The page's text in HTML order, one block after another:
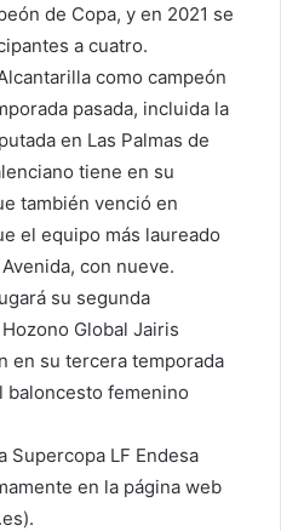
de Copa, y en 2021 se
a cuatro.
como campeón
pasada, incluida la
en Las Palmas de
tiene en su
también venció en
el equipo más laureado
con nueve.
su segunda
Global Jairis
en su tercera temporada
baloncesto femenino
Supercopa LF Endesa
en la página web